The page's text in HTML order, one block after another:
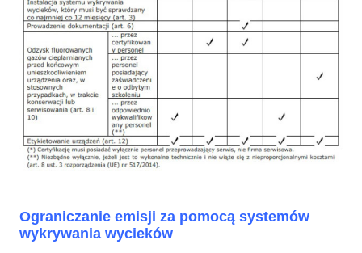
Ograniczanie emisji za pomocą systemów
wykrywania wycieków